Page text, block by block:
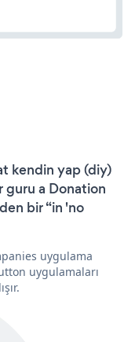
kendin yap (diy)
a Donation
bir “in 'no
uygulama
uygulamaları